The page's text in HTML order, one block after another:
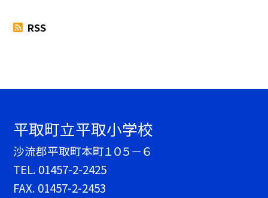
RSS
平取町立平取小学校
沙流郡平取町本町１０５－６
TEL. 01457-2-2425
FAX. 01457-2-2453